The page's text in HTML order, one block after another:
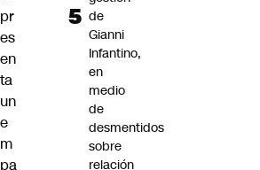
pr
es
en
ta
un
e
m
pa
de
Gianni
Infantino,
en
medio
de
desmentidos
sobre
relación